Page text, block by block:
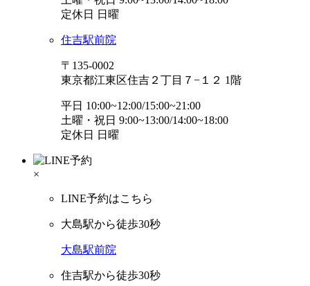
定休日 日曜
住吉駅前院
〒135-0002
東京都江東区住吉２丁目７−１２ 1階
平日 10:00~12:00/15:00~21:00
土曜・祝日 9:00~13:00/14:00~18:00
定休日 日曜
×
LINE予約はこちら
大島駅から徒歩30秒
大島駅前院
住吉駅から徒歩30秒